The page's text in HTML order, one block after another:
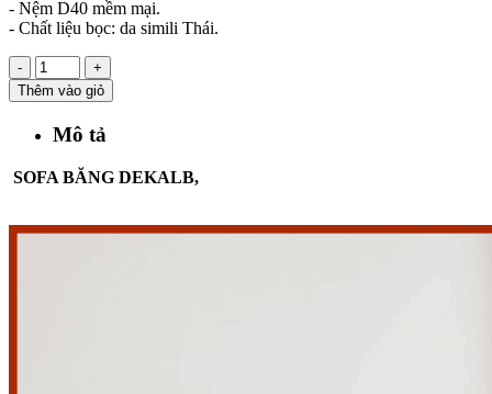
- Nệm D40 mềm mại.
- Chất liệu bọc: da simili Thái.
-
+
Thêm vào giỏ
Mô tả
SOFA BĂNG DEKALB,